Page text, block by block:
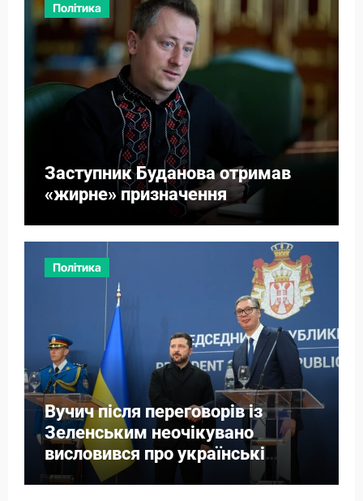
Політика
Заступник Буданова отримав
«жирне» призначення
Політика
Вучич після переговорів із
Зеленським неочікувано
висловився про українські
території